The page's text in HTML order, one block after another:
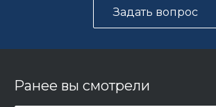
Задать вопрос
Ранее вы смотрели